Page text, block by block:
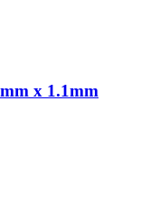
x 1.1mm